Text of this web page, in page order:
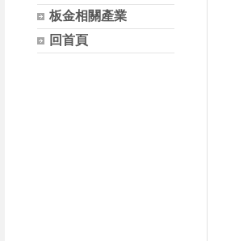
板金相關產業
回首頁